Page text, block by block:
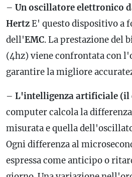
– Un oscillatore elettronico
HertzE' questo dispositivo a
dell'EMC. La prestazione del
(4hz) viene confrontata con
garantire la migliore
– L'intelligenza artificiale (il
computer calcola la
misurata e quella
Ogni differenza al
espressa come anticipo o